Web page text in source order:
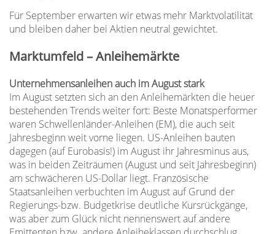
Für September erwarten wir etwas mehr Marktvolatilität
und bleiben daher bei Aktien neutral gewichtet.
Marktumfeld – Anleihemärkte
Unternehmensanleihen auch im August stark
Im August setzten sich an den Anleihemärkten die heuer
bestehenden Trends weiter fort: Beste Monatsperformer
waren Schwellenländer-Anleihen (EM), die auch seit
Jahresbeginn weit vorne liegen. US-Anleihen bauten
dagegen (auf Eurobasis!) im August ihr Jahresminus aus,
was in beiden Zeiträumen (August und seit Jahresbeginn)
am schwächeren US-Dollar liegt. Französische
Staatsanleihen verbuchten im August auf Grund der
Regierungs-bzw. Budgetkrise deutliche Kursrückgänge,
was aber zum Glück nicht nennenswert auf andere